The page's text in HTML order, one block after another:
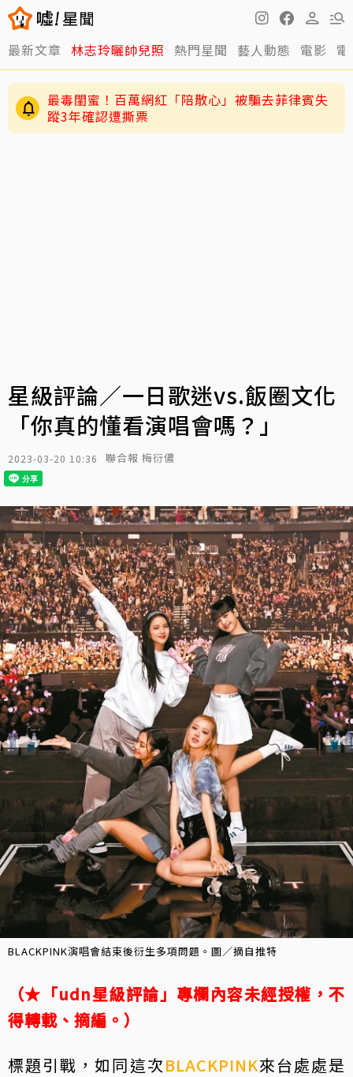
最新文章 林志玲曬帥兒照 熱門星聞 藝人動態 電影
最毒閨蜜！百萬網紅「陪散心」被騙去菲律賓失
蹤3年確認遭撕票
星級評論／一日歌迷vs.飯圈文化
「你真的懂看演唱會嗎？」
2023-03-20 10:36 聯合報 梅衍儂
BLACKPINK演唱會結束後衍生多項問題。圖／摘自推特
（★「udn星級評論」專欄內容未經授權，不
得轉載、摘編。）
標題引戰，如同這次BLACKPINK來台處處是